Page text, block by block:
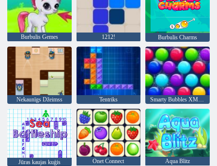
Burbulis Gemes 1212! Burbulis Charms
Nekaunīgs Džeimss Tentriks Smarty Bubbles XMas Edition
Jūras kaujas kuģis Onet Connect Aqua Blitz